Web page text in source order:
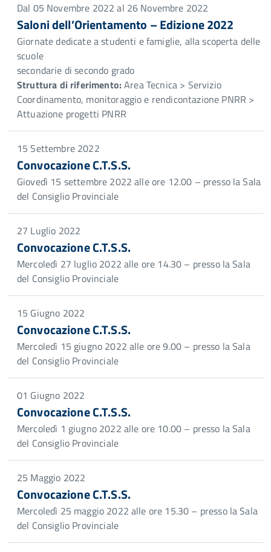
Dal 05 Novembre 2022 al 26 Novembre 2022
Saloni dell’Orientamento – Edizione 2022
Giornate dedicate a studenti e famiglie, alla scoperta delle
scuole
secondarie di secondo grado
Struttura di riferimento:Area Tecnica > Servizio
Coordinamento, monitoraggio e rendicontazione PNRR >
Attuazione progetti PNRR
15 Settembre 2022
Convocazione C.T.S.S.
Giovedì 15 settembre 2022 alle ore 12.00 – presso la Sala
del Consiglio Provinciale
27 Luglio 2022
Convocazione C.T.S.S.
Mercoledì 27 luglio 2022 alle ore 14.30 – presso la Sala
del Consiglio Provinciale
15 Giugno 2022
Convocazione C.T.S.S.
Mercoledì 15 giugno 2022 alle ore 9.00 – presso la Sala
del Consiglio Provinciale
01 Giugno 2022
Convocazione C.T.S.S.
Mercoledì 1 giugno 2022 alle ore 10.00 – presso la Sala
del Consiglio Provinciale
25 Maggio 2022
Convocazione C.T.S.S.
Mercoledì 25 maggio 2022 alle ore 15.30 – presso la Sala
del Consiglio Provinciale